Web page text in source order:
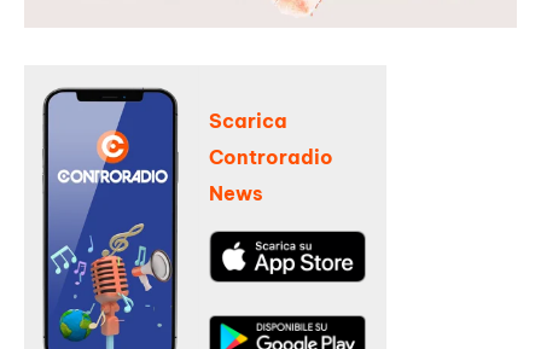
Scarica
Controradio
News